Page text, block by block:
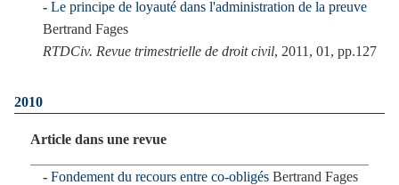
Le principe de loyauté dans l'administration de la preuve
Bertrand Fages
RTDCiv. Revue trimestrielle de droit civil, 2011, 01, pp.127
2010
Article dans une revue
Fondement du recours entre co-obligés Bertrand Fages